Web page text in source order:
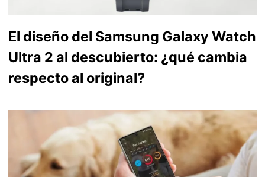
El diseño del Samsung Galaxy Watch
Ultra 2 al descubierto: ¿qué cambia
respecto al original?